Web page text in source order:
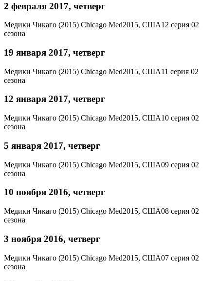
2 февраля 2017, четверг
Медики Чикаго (2015) Chicago Med2015, США12 серия 02
сезона
19 января 2017, четверг
Медики Чикаго (2015) Chicago Med2015, США11 серия 02
сезона
12 января 2017, четверг
Медики Чикаго (2015) Chicago Med2015, США10 серия 02
сезона
5 января 2017, четверг
Медики Чикаго (2015) Chicago Med2015, США09 серия 02
сезона
10 ноября 2016, четверг
Медики Чикаго (2015) Chicago Med2015, США08 серия 02
сезона
3 ноября 2016, четверг
Медики Чикаго (2015) Chicago Med2015, США07 серия 02
сезона